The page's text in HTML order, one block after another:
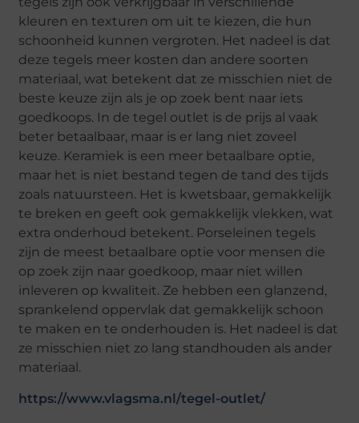
kleuren en texturen om uit te kiezen, die hun
schoonheid kunnen vergroten. Het nadeel is dat
deze tegels meer kosten dan andere soorten
materiaal, wat betekent dat ze misschien niet de
beste keuze zijn als je op zoek bent naar iets
goedkoops. In de tegel outlet is de prijs al vaak
beter betaalbaar, maar is er lang niet zoveel
keuze. Keramiek is een meer betaalbare optie,
maar het is niet bestand tegen de tand des tijds
zoals natuursteen. Het is kwetsbaar, gemakkelijk
te breken en geeft ook gemakkelijk vlekken, wat
extra onderhoud betekent. Porseleinen tegels
zijn de meest betaalbare optie voor mensen die
op zoek zijn naar goedkoop, maar niet willen
inleveren op kwaliteit. Ze hebben een glanzend,
sprankelend oppervlak dat gemakkelijk schoon
te maken en te onderhouden is. Het nadeel is dat
ze misschien niet zo lang standhouden als ander
materiaal.
https://www.vlagsma.nl/tegel-outlet/